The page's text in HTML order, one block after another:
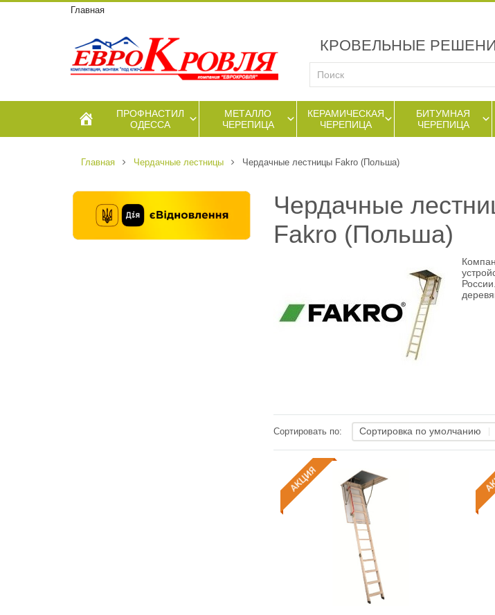
Главная
КРОВЕЛЬНЫЕ
ПРОФНАСТИЛ
ОДЕССА
МЕТАЛЛО
ЧЕРЕПИЦА
КЕРАМИЧЕСКАЯ
ЧЕРЕПИЦА
БИТУМНАЯ
ЧЕРЕПИЦА
Главная Чердачные лестницы Чердачные лестницы Fakro (Польша)
Чердачные
Fakro (Польша)
Сортировать по: Сортировка по умолчанию